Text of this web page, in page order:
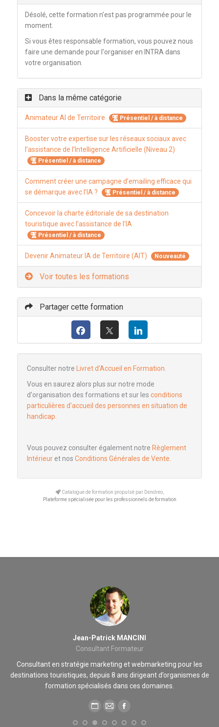
Désolé, cette formation n'est pas programmée pour le
moment.
Si vous êtes responsable formation, vous pouvez nous
faire une demande pour l'organiser en INTRA dans
votre organisation.
Dans la même catégorie
Animateur AI de Territoire Présentiel / à distance
Booster votre expertise sur les réseaux sociaux avec
l’assistance de l’Intelligence Artificielle (Niveau 2)
Présentiel / à distance
Comment créer une campagne d’emailing efficace qui
se démarque avec l’IA ?
Présentiel / à distance
Concevoir la charte éditoriale de sa destination
touristique avec l’assistance de l'IA
Présentiel / à distance
Devenir Animateur IA de Territoire (AIT) Nouveauté
Voir toutes les formations
Partager cette formation
Consulter notre
Livret d'Accueil en Formation.
Vous en saurez alors plus sur notre mode
d'organisation des formations et sur les conditions
particulières d'accueil des personnes en situation de
handicap
Vous pouvez consulter également notre Règlement
Intérieur et nos Conditions Générales de Vente.
Catalogue de formation propulsé par Dendreo,
Plateforme spécialisée pour les professionnels de formation
Jean-Patrick MANCINI
Consultant Formateur
Consultant en stratégie marketing et webmarketing pour les
destinations touristiques, depuis 8 ans dirigeant d’organismes de
formation spécialisés dans ces domaines.
persomail